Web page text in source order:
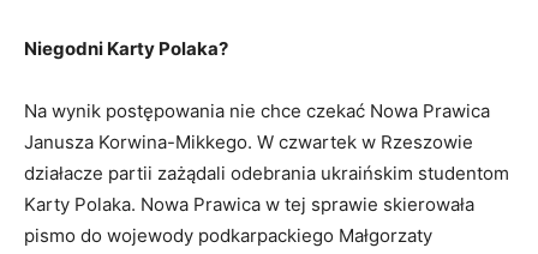
Niegodni Karty Polaka?
Na wynik postępowania nie chce czekać Nowa Prawica
Janusza Korwina-Mikkego. W czwartek w Rzeszowie
działacze partii zażądali odebrania ukraińskim studentom
Karty Polaka. Nowa Prawica w tej sprawie skierowała
pismo do wojewody podkarpackiego Małgorzaty